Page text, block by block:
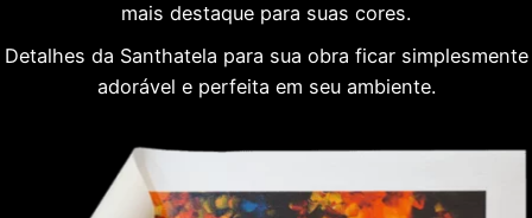
mais destaque para suas cores.
Detalhes da Santhatela para sua obra ficar simplesmente
adorável e perfeita em seu ambiente.